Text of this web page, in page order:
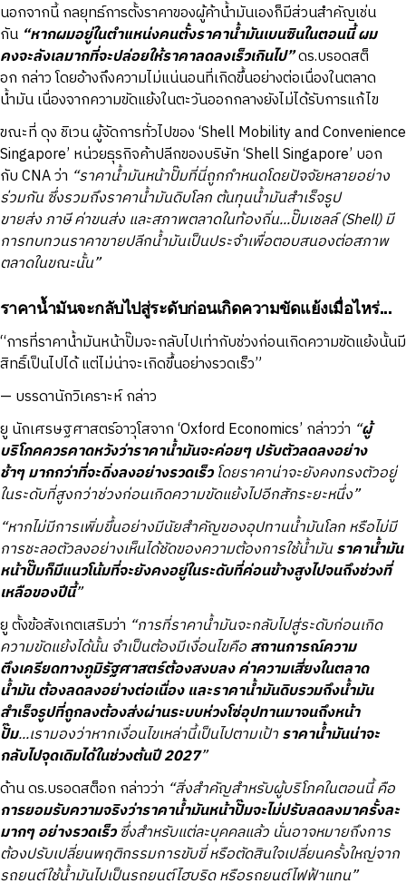
นอกจากนี้ กลยุทธ์การตั้งราคาของผู้ค้าน้ำมันเองก็มีส่วนสำคัญเช่น
กัน “หากผมอยู่ในตำแหน่งคนตั้งราคาน้ำมันเบนซินในตอนนี้ ผม
คงจะลังเลมากที่จะปล่อยให้ราคาลดลงเร็วเกินไป”ดร.บรอดสต็
อก กล่าว โดยอ้างถึงความไม่แน่นอนที่เกิดขึ้นอย่างต่อเนื่องในตลาด
น้ำมัน เนื่องจากความขัดแย้งในตะวันออกกลางยังไม่ได้รับการแก้ไข
ขณะที่ ดุง ชิเวน ผู้จัดการทั่วไปของ ‘Shell Mobility and Convenience
Singapore’ หน่วยธุรกิจค้าปลีกของบริษัท ‘Shell Singapore’ บอก
กับ CNA ว่า “ราคาน้ำมันหน้าปั๊มที่นี่ถูกกำหนดโดยปัจจัยหลายอย่าง
ร่วมกัน ซึ่งรวมถึงราคาน้ำมันดิบโลก ต้นทุนน้ำมันสำเร็จรูป
ขายส่ง ภาษี ค่าขนส่ง และสภาพตลาดในท้องถิ่น...ปั๊มเชลล์ (Shell) มี
การทบทวนราคาขายปลีกน้ำมันเป็นประจำเพื่อตอบสนองต่อสภาพ
ตลาดในขณะนั้น”
ราคาน้ำมันจะกลับไปสู่ระดับก่อนเกิดความขัดแย้งเมื่อไหร่...
“การที่ราคาน้ำมันหน้าปั๊มจะกลับไปเท่ากับช่วงก่อนเกิดความขัดแย้งนั้นมี
สิทธิ์เป็นไปได้ แต่ไม่น่าจะเกิดขึ้นอย่างรวดเร็ว”
— บรรดานักวิเคราะห์ กล่าว
ยู นักเศรษฐศาสตร์อาวุโสจาก ‘Oxford Economics’ กล่าวว่า “ผู้
บริโภคควรคาดหวังว่าราคาน้ำมันจะค่อยๆ ปรับตัวลดลงอย่าง
ช้าๆ มากกว่าที่จะดิ่งลงอย่างรวดเร็วโดยราคาน่าจะยังคงทรงตัวอยู่
ในระดับที่สูงกว่าช่วงก่อนเกิดความขัดแย้งไปอีกสักระยะหนึ่ง”
“หากไม่มีการเพิ่มขึ้นอย่างมีนัยสำคัญของอุปทานน้ำมันโลก หรือไม่มี
การชะลอตัวลงอย่างเห็นได้ชัดของความต้องการใช้น้ำมันราคาน้ำมัน
หน้าปั๊มก็มีแนวโน้มที่จะยังคงอยู่ในระดับที่ค่อนข้างสูงไปจนถึงช่วงที่
เหลือของปีนี้”
ยู ตั้งข้อสังเกตเสริมว่า “การที่ราคาน้ำมันจะกลับไปสู่ระดับก่อนเกิด
ความขัดแย้งได้นั้น จำเป็นต้องมีเงื่อนไขคือสถานการณ์ความ
ตึงเครียดทางภูมิรัฐศาสตร์ต้องสงบลง ค่าความเสี่ยงในตลาด
น้ำมัน ต้องลดลงอย่างต่อเนื่อง และราคาน้ำมันดิบรวมถึงน้ำมัน
สำเร็จรูปที่ถูกลงต้องส่งผ่านระบบห่วงโซ่อุปทานมาจนถึงหน้า
ปั๊ม...เรามองว่าหากเงื่อนไขเหล่านี้เป็นไปตามเป้าราคาน้ำมันน่าจะ
กลับไปจุดเดิมได้ในช่วงต้นปี 2027”
ด้าน ดร.บรอดสต็อก กล่าวว่า “สิ่งสำคัญสำหรับผู้บริโภคในตอนนี้ คือ
การยอมรับความจริงว่าราคาน้ำมันหน้าปั๊มจะไม่ปรับลดลงมาครั้งละ
มากๆ อย่างรวดเร็วซึ่งสำหรับแต่ละบุคคลแล้ว นั่นอาจหมายถึงการ
ต้องปรับเปลี่ยนพฤติกรรมการขับขี่ หรือตัดสินใจเปลี่ยนครั้งใหญ่จาก
รถยนต์ใช้น้ำมันไปเป็นรถยนต์ไฮบริด หรือรถยนต์ไฟฟ้าแทน”